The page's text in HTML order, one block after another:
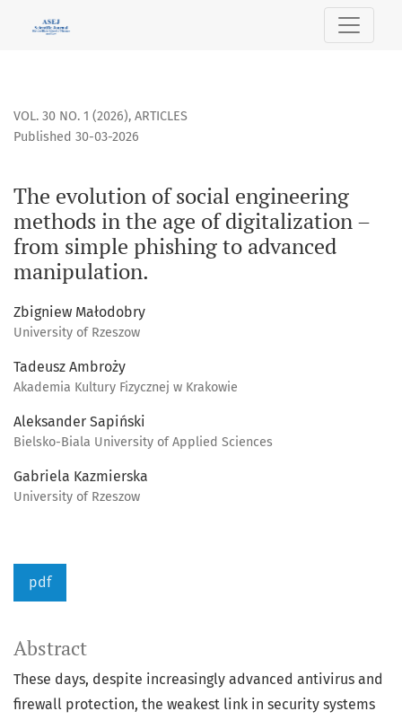
The evolution of social engineering methods in the age
VOL. 30 NO. 1 (2026), ARTICLES
The evolution of social engineering
methods in the age of digitalization –
from simple phishing to advanced
manipulation.
Published 30-03-2026
Zbigniew Małodobry
University of Rzeszow
Tadeusz Ambroży
Akademia Kultury Fizycznej w Krakowie
Aleksander Sapiński
Bielsko-Biala University of Applied Sciences
Gabriela Kazmierska
University of Rzeszow
pdf
Abstract
These days, despite increasingly advanced antivirus and
firewall protection, the weakest link in security systems